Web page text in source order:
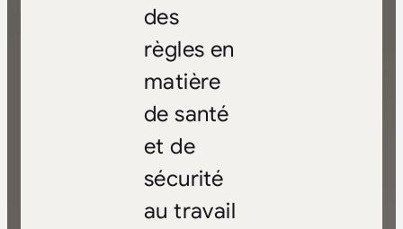
des
règles en
matière
de santé
et de
sécurité
au travail